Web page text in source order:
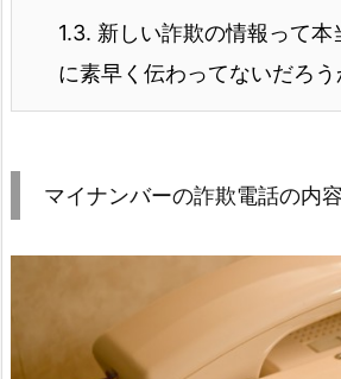
1.3. 新しい詐欺の情報って本
に素早く伝わってないだろ
マイナンバーの詐欺電話の内容